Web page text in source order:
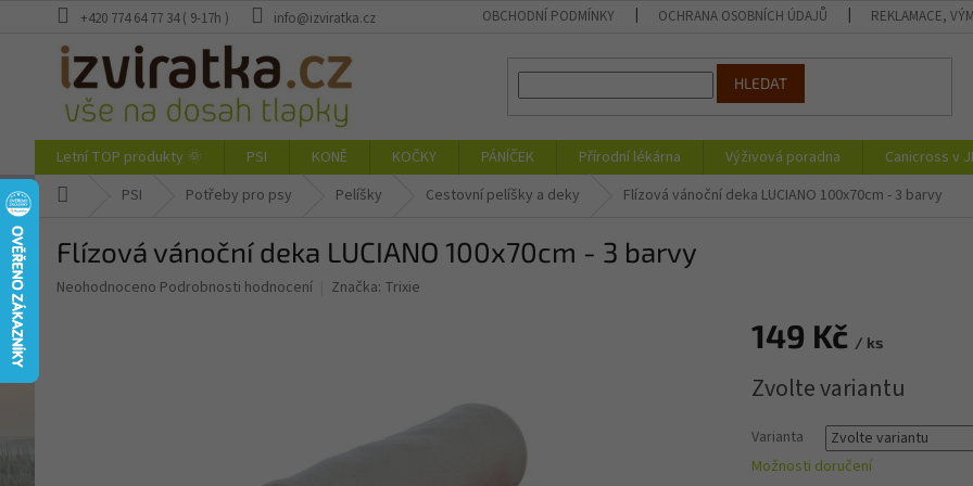
+420 774 64 77 34 ( 9-17h ) info@izviratka.cz OBCHODNÍ PODMÍNKY OCHRANA OSOBNÍCH ÚDAJŮ REKLAMACE,
HLEDAT
Letní TOP produkty 🌞 PSI KONĚ KOČKY PÁNÍČEK Přírodní lékárna Výživová poradna Canicross v
PSI Potřeby pro psy Pelíšky Cestovní pelíšky a deky Flízová vánoční deka LUCIANO 100x70cm - 3 barvy
Flízová vánoční deka LUCIANO 100x70cm - 3 barvy
Průměrné
Neohodnoceno Podrobnosti hodnocení Značka: Trixie
149 Kč / ks
cena:
Zvolte variantu
Varianta
Možnosti doručení